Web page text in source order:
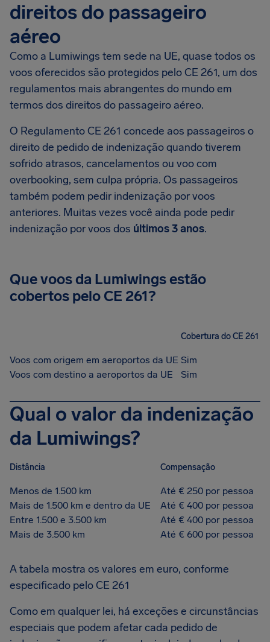
direitos do passageiro
aéreo
Como a Lumiwings tem sede na UE, quase todos os
voos oferecidos são protegidos pelo CE 261, um dos
regulamentos mais abrangentes do mundo em
termos dos direitos do passageiro aéreo.
O Regulamento CE 261 concede aos passageiros o
direito de pedido de indenização quando tiverem
sofrido atrasos, cancelamentos ou voo com
overbooking, sem culpa própria. Os passageiros
também podem pedir indenização por voos
anteriores. Muitas vezes você ainda pode pedir
indenização por voos dos últimos 3 anos.
Que voos da Lumiwings estão
cobertos pelo CE 261?
Cobertura do CE 261
Voos com origem em aeroportos da UE Sim
Voos com destino a aeroportos da UE
Sim
Qual o valor da indenização
da Lumiwings?
Distância Compensação
Menos de 1.500 km
Até € 250 por pessoa
Mais de 1.500 km e dentro da UE
Até € 400 por pessoa
Entre 1.500 e 3.500 km
Até € 400 por pessoa
Mais de 3.500 km
Até € 600 por pessoa
A tabela mostra os valores em euro, conforme
especificado pelo CE 261
Como em qualquer lei, há exceções e circunstâncias
especiais que podem afetar cada pedido de